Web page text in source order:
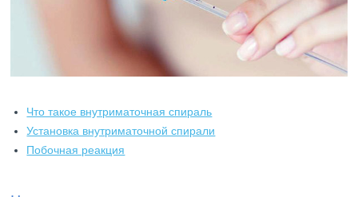
Что такое внутриматочная спираль
Установка внутриматочной спирали
Побочная реакция